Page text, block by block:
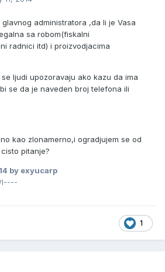
administratora ,da li je Vasa
sa robom(fiskalni
radnici itd) i proizvodjacima
ljudi upozoravaju ako kazu da ima
se da je naveden broj telefona ili
kao zlonamerno,i ogradjujem se od
pitanje?
by exyucarp
1